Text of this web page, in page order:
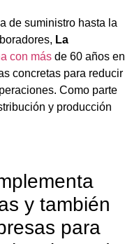
de suministro hasta la
La
con más de 60 años en
concretas para reducir
Como parte
y producción
y también
para